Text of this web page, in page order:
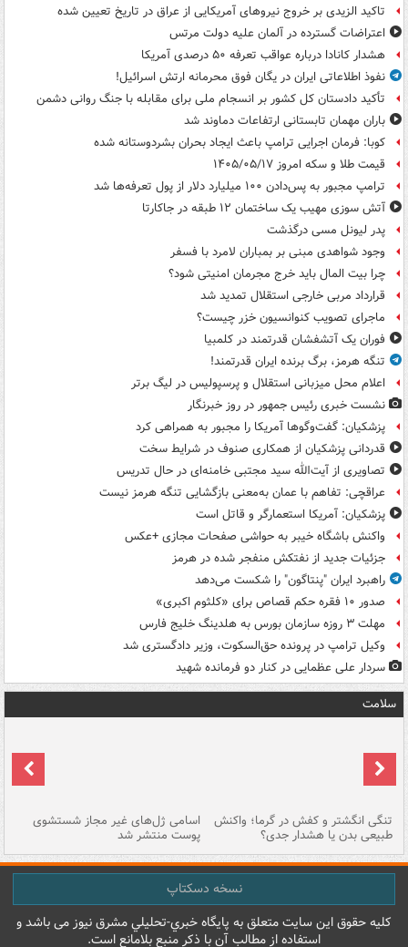
تاکید الزیدی بر خروج نیروهای آمریکایی از عراق در تاریخ تعیین شده
اعتراضات گسترده در آلمان علیه دولت مرتس
هشدار کانادا درباره عواقب تعرفه ۵۰ درصدی آمریکا
نفوذ اطلاعاتی ایران در یگان فوق محرمانه ارتش اسرائیل!
تأکید دادستان کل کشور بر انسجام ملی برای مقابله با جنگ روانی دشمن
باران مهمان تابستانی ارتفاعات دماوند شد
کوبا: فرمان اجرایی ترامپ باعث ایجاد بحران بشردوستانه شده
قیمت طلا و سکه امروز ۱۴۰۵/۰۵/۱۷
ترامپ مجبور به پس‌دادن ۱۰۰ میلیارد دلار از پول تعرفه‌ها شد
آتش سوزی مهیب یک ساختمان ۱۲ طبقه در جاکارتا
پدر لیونل مسی درگذشت
وجود شواهدی مبنی بر بمباران لامرد با فسفر
چرا بیت المال باید خرج مجرمان امنیتی شود؟
قرارداد مربی خارجی استقلال تمدید شد
ماجرای تصویب کنوانسیون خزر چیست؟
فوران یک آتشفشان قدرتمند در کلمبیا
تنگه هرمز، برگ برنده ایران قدرتمند!
اعلام محل میزبانی استقلال و پرسپولیس در لیگ برتر
نشست خبری رئیس جمهور در روز خبرنگار
پزشکیان: گفت‌وگوها آمریکا را مجبور به همراهی کرد
قدردانی پزشکیان از همکاری صنوف در شرایط سخت
تصاویری از آیت‌الله سید مجتبی خامنه‌ای در حال تدریس
عراقچی: تفاهم با عمان به‌معنی بازگشایی تنگه هرمز نیست
پزشکیان: آمریکا استعمارگر و قاتل است
واکنش باشگاه خیبر به حواشی صفحات مجازی +عکس
جزئیات جدید از نفتکش منفجر شده در هرمز
راهبرد ایران "پنتاگون" را شکست می‌دهد
صدور ۱۰ فقره حکم قصاص برای «کلثوم اکبری»
مهلت ۳ روزه سازمان بورس به هلدینگ خلیج فارس
وکیل ترامپ در پرونده حق‌السکوت، وزیر دادگستری شد
سردار علی عظمایی در کنار دو فرمانده شهید
سلامت
تنگی انگشتر و کفش در گرما؛ واکنش
طبیعی بدن یا هشدار جدی؟
اسامی ژل‌های غیر مجاز شستشوی
پوست منتشر شد
نسخه دسکتاپ
کليه حقوق اين سايت متعلق به پایگاه خبري-تحليلي مشرق نيوز می باشد و
استفاده از مطالب آن با ذکر منبع بلامانع است.